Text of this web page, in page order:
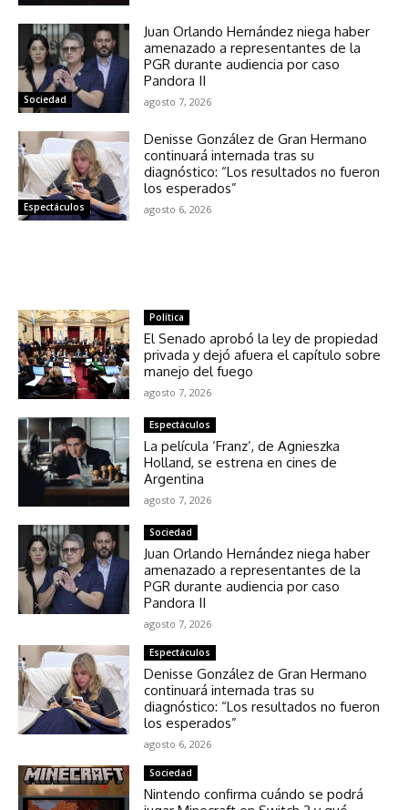
Sociedad
Juan Orlando Hernández niega haber
amenazado a representantes de la
PGR durante audiencia por caso
Pandora II
agosto 7, 2026
Espectáculos
Denisse González de Gran Hermano
continuará internada tras su
diagnóstico: “Los resultados no fueron
los esperados”
agosto 6, 2026
Política
El Senado aprobó la ley de propiedad
privada y dejó afuera el capítulo sobre
manejo del fuego
agosto 7, 2026
Espectáculos
La película ‘Franz’, de Agnieszka
Holland, se estrena en cines de
Argentina
agosto 7, 2026
Sociedad
Juan Orlando Hernández niega haber
amenazado a representantes de la
PGR durante audiencia por caso
Pandora II
agosto 7, 2026
Espectáculos
Denisse González de Gran Hermano
continuará internada tras su
diagnóstico: “Los resultados no fueron
los esperados”
agosto 6, 2026
Sociedad
Nintendo confirma cuándo se podrá